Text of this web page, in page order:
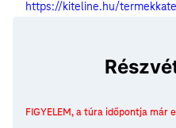
https://kiteline.hu/
FIGYELEM, a túra időpontja már